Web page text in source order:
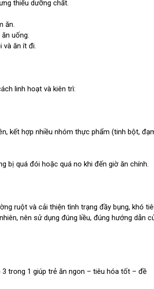
thiếu dưỡng chất.
ăn.
uống.
và ăn ít đi.
linh hoạt và kiên trì:
kết hợp nhiều nhóm thực phẩm (tinh bột,
bị quá đói hoặc quá no khi đến giờ ăn chính.
ruột và cải thiện tình trạng đầy bụng, khó
nên sử dụng đúng liều, đúng hướng dẫn
3 trong 1 giúp trẻ ăn ngon – tiêu hóa tốt – đề